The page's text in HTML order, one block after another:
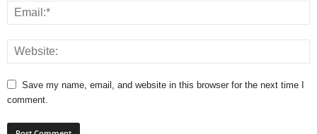
Save my name, email, and website in this browser for the next time I
comment.